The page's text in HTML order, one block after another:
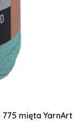
mięta YarnArt